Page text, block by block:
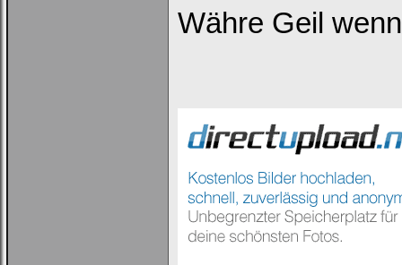
Loginbox
Trage
Währe Geil